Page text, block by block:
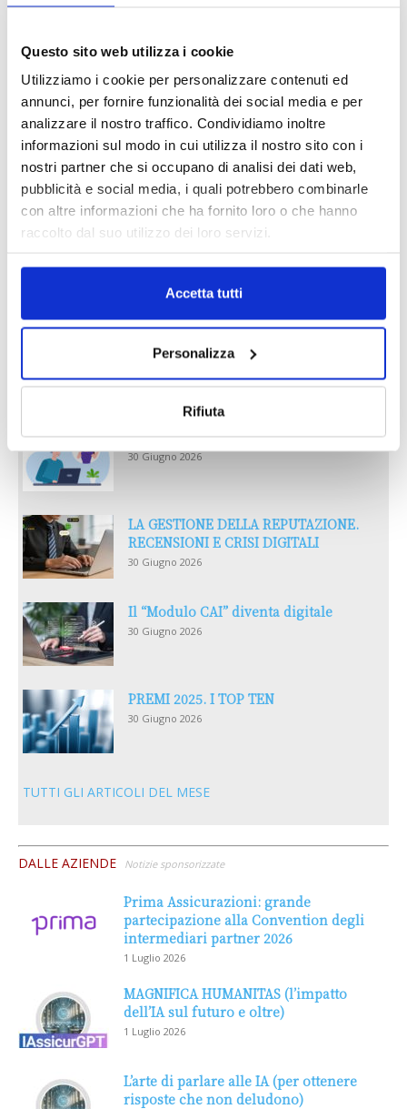
Questo sito web utilizza i cookie
Utilizziamo i cookie per personalizzare contenuti ed
annunci, per fornire funzionalità dei social media e per
analizzare il nostro traffico. Condividiamo inoltre
informazioni sul modo in cui utilizza il nostro sito con i
nostri partner che si occupano di analisi dei dati web,
pubblicità e social media, i quali potrebbero combinarle
con altre informazioni che ha fornito loro o che hanno
raccolto dal suo utilizzo dei loro servizi.
Accetta tutti
Personalizza
Rifiuta
MAGNIFICA HUMANITAS (l’impatto
dell’IA sul futuro e oltre)
1 Luglio 2026
IL MENSILE ASSINEWS LUGLIO-
AGOSTO 2026
Reclami e sanzioni 2025
30 Giugno 2026
LA GESTIONE DELLA REPUTAZIONE.
RECENSIONI E CRISI DIGITALI
30 Giugno 2026
Il “Modulo CAI” diventa digitale
30 Giugno 2026
PREMI 2025. I TOP TEN
30 Giugno 2026
TUTTI GLI ARTICOLI DEL MESE
DALLE AZIENDE Notizie sponsorizzate
Prima Assicurazioni: grande
partecipazione alla Convention degli
intermediari partner 2026
1 Luglio 2026
MAGNIFICA HUMANITAS (l’impatto
dell’IA sul futuro e oltre)
1 Luglio 2026
L’arte di parlare alle IA (per ottenere
risposte che non deludono)